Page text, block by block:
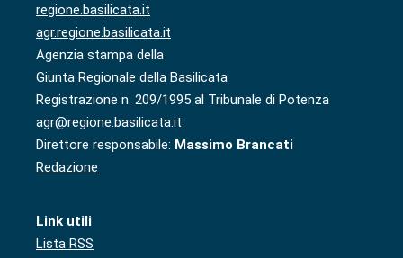
regione.basilicata.it
agr.regione.basilicata.it
Agenzia stampa della
Giunta Regionale della Basilicata
Registrazione n. 209/1995 al Tribunale di Potenza
agr@regione.basilicata.it
Direttore responsabile: Massimo Brancati
Redazione
Link utili
Lista RSS